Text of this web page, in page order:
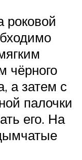
роковой
чёрного
а затем с
палочки
его. На